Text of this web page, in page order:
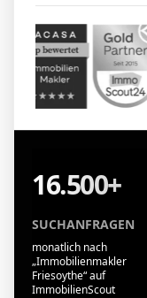
16.500+
SUCHANFRAGEN
monatlich nach
„Immobilienmakler
Friesoythe“ auf
ImmobilienScout